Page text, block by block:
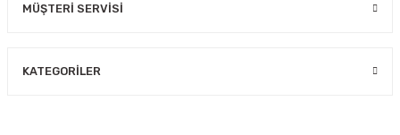
MÜŞTERİ SERVİSİ
KATEGORİLER